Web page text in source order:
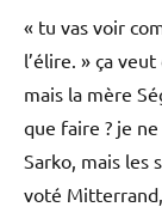
« tu vas voir
l’élire. » ça
mais la mère
que faire ? je
Sarko, mais les
voté